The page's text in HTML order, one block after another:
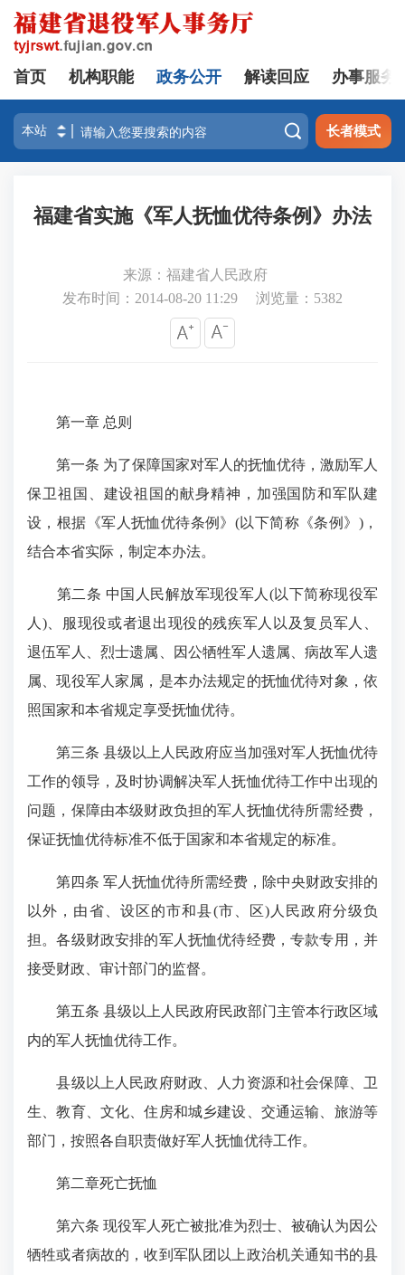
首页 机构职能 政务公开 解读回应 办事服务
 长者模式
福建省实施《军人抚恤优待条例》办法
来源：福建省人民政府
发布时间：2014-08-20 11:29
浏览量： 5382
第一章 总则
第一条 为了保障国家对军人的抚恤优待，激励军人
保卫祖国、建设祖国的献身精神，加强国防和军队建
设，根据《军人抚恤优待条例》(以下简称《条例》)，
结合本省实际，制定本办法。
第二条 中国人民解放军现役军人(以下简称现役军
人)、服现役或者退出现役的残疾军人以及复员军人、
退伍军人、烈士遗属、因公牺牲军人遗属、病故军人遗
属、现役军人家属，是本办法规定的抚恤优待对象，依
照国家和本省规定享受抚恤优待。
第三条 县级以上人民政府应当加强对军人抚恤优待
工作的领导，及时协调解决军人抚恤优待工作中出现的
问题，保障由本级财政负担的军人抚恤优待所需经费，
保证抚恤优待标准不低于国家和本省规定的标准。
第四条 军人抚恤优待所需经费，除中央财政安排的
以外，由省、设区的市和县(市、区)人民政府分级负
担。各级财政安排的军人抚恤优待经费，专款专用，并
接受财政、审计部门的监督。
第五条 县级以上人民政府民政部门主管本行政区域
内的军人抚恤优待工作。
县级以上人民政府财政、人力资源和社会保障、卫
生、教育、文化、住房和城乡建设、交通运输、旅游等
部门，按照各自职责做好军人抚恤优待工作。
第二章死亡抚恤
第六条 现役军人死亡被批准为烈士、被确认为因公
牺牲或者病故的，收到军队团以上政治机关通知书的县